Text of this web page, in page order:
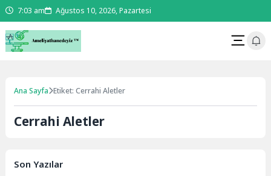
7:03 am Ağustos 10, 2026, Pazartesi
Ana Sayfa Etiket: Cerrahi Aletler
Cerrahi Aletler
Son Yazılar